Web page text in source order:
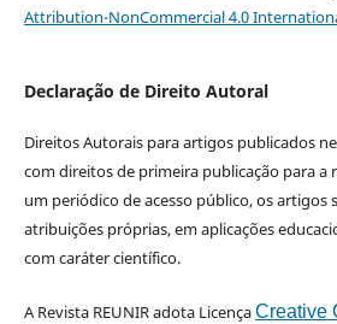
Attribution-NonCommercial 4.0
Declaração de Direito Autoral
Direitos Autorais para artigos publicados
com direitos de primeira publicação para a
um periódico de acesso público, os artigos
atribuições próprias, em aplicações
com caráter científico.
A Revista REUNIR adota LicençaCreative